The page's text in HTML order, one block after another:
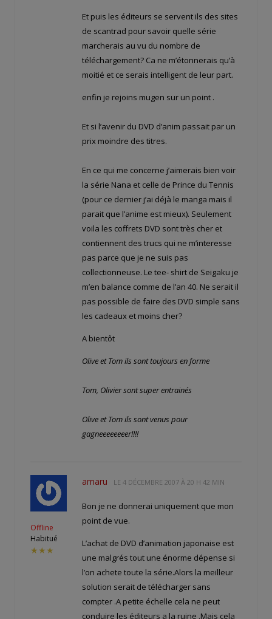
Et puis les éditeurs se servent ils des sites
de scantrad pour savoir quelle série
marcherais au vu du nombre de
téléchargement? Ca ne m’étonnerais qu’à
moitié et ce serais intelligent de leur part.
enfin je rejoins mugen sur un point .
Et si l’avenir du DVD d’anim passait par un
prix moindre des titres.
En ce qui me concerne j’aimerais bien voir
la série Nana et celle de Prince du Tennis
(pour ce dernier j’ai déjà le manga mais il
parait que l’anime est mieux). Seulement
voila les coffrets DVD sont très cher et
contiennent des trucs qui ne m’interesse
pas parce que je ne suis pas
collectionneuse. Le tee- shirt de Seigaku je
m’en balance comme de l’an 40. Ne serait il
pas possible de faire des DVD simple sans
les cadeaux et moins cher?
A bientôt
Olive et Tom ils sont toujours en forme
Tom, Olivier sont super entrainés
Olive et Tom ils sont venus pour
gagneeeeeeeer!!!!
Offline
Habitué
★★★
amaru LE 4 DÉCEMBRE 2007 À 20 H 42 MIN
Bon je ne donnerai uniquement que mon
point de vue.
L’achat de DVD d’animation japonaise est
une malgrés tout une énorme dépense si
l’on achete toute la série.Alors la meilleur
solution serait de télécharger sans
compter .A petite échelle cela ne peut
conduire les éditeurs a la ruine .Mais cela